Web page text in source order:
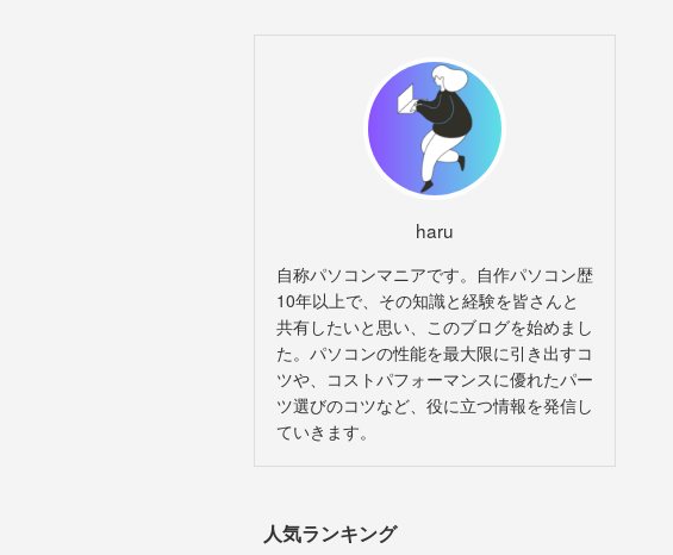
haru
自称パソコンマニアです。自作パソコン歴
10年以上で、その知識と経験を皆さんと
共有したいと思い、このブログを始めまし
た。パソコンの性能を最大限に引き出すコ
ツや、コストパフォーマンスに優れたパー
ツ選びのコツなど、役に立つ情報を発信し
ていきます。
人気ランキング